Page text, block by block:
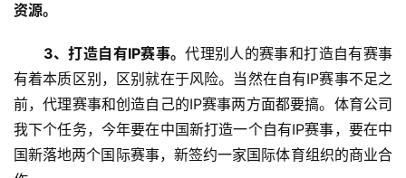
资源。
3、打造自有IP赛事。代理别人的赛事和打造自有赛事
有着本质区别，区别就在于风险。当然在自有IP赛事不足之
前，代理赛事和创造自己的IP赛事两方面都要搞。体育公司
我下个任务，今年要在中国新打造一个自有IP赛事，要在中
国新落地两个国际赛事，新签约一家国际体育组织的商业合